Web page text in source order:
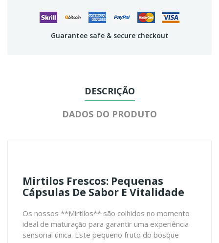
Guarantee safe & secure checkout
DESCRIÇÃO
DADOS DO PRODUTO
Mirtilos Frescos: Pequenas
Cápsulas De Sabor E Vitalidade
Os nossos **Mirtilos** são colhidos no momento
ideal de maturação para garantir uma experiência
sensorial única. Este pequeno fruto do bosque